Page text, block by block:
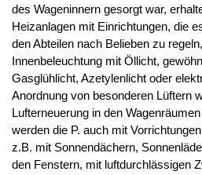
des Wageninnern gesorgt war,
Heizanlagen mit Einrichtungen, die
den Abteilen nach Belieben zu
Innenbeleuchtung mit Öllicht,
Gasglühlicht, Azetylenlicht oder
Anordnung von besonderen Lüftern
Lufterneuerung in den
werden die P. auch mit
z.B. mit Sonnendächern,
den Fenstern, mit luftdurchlässigen